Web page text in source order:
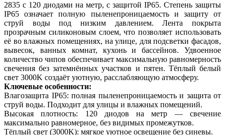
2835 с 120 диодами на метр, с защитой IP65. Степень защиты
IP65 означает полную пыленепроницаемость и защиту от
струй воды под низким давлением. Лента покрыта
прозрачным силиконовым слоем, что позволяет использовать
её во влажных помещениях, на улице, для подсветки фасадов,
вывесок, ванных комнат, кухонь и бассейнов. Удвоенное
количество чипов обеспечивает максимальную равномерность
свечения без затемнённых участков и пятен. Тёплый белый
свет 3000K создаёт уютную, расслабляющую атмосферу.
Ключевые особенности:
Влагозащита IP65: полная пыленепроницаемость и защита от
струй воды. Подходит для улицы и влажных помещений.
Высокая плотность: 120 диодов на метр — свечение
максимально равномерное, без видимых промежутков.
Тёплый свет (3000K): мягкое уютное освещение без синевы.